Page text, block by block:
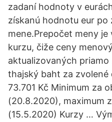
zadaní hodnoty v
získanú hodnotu eur
mene.Prepočet meny
kurzu, čiže ceny
aktualizovaných
thajský baht za zvolené
73.701 Kč Minimum za
(20.8.2020), maximum
(15.5.2020) Kurzy …